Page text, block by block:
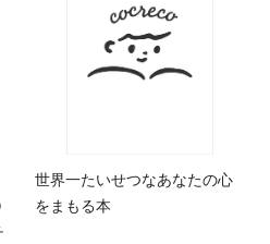
世界一たいせつなあなたの心
をまもる本